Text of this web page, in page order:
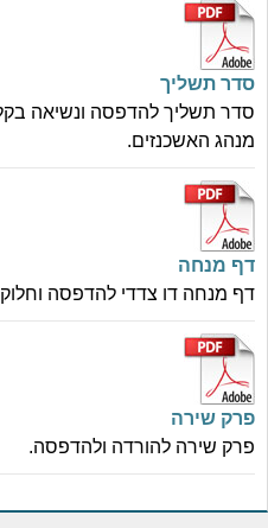
סדר תשליך
סדר תשליך להדפסה ונשיאה
מנהג האשכנזים.
דף מנחה
דף מנחה דו צדדי להדפסה
פרק שירה
פרק שירה להורדה ולהדפסה.